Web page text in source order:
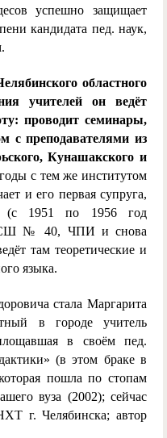
успешно защищает
кандидата пед. наук,
областного
учителей он ведёт
проводит семинары,
с преподавателями из
Кунашакского и
с тем же институтом
и его первая супруга,
(с 1951 по 1956 год
СШ № 40, ЧПИ и снова
там теоретические и
языка.
стала Маргарита
в городе учитель
в своём пед.
(в этом браке в
пошла по стопам
вуза (2002); сейчас
г. Челябинска; автор